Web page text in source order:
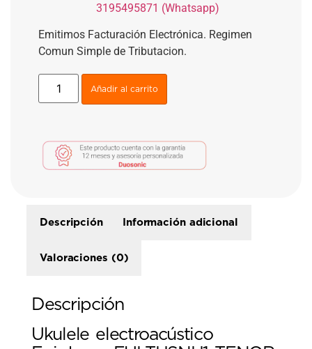
3195495871 (Whatsapp)
Emitimos Facturación Electrónica. Regimen
Comun Simple de Tributacion.
Añadir al carrito
Descripción Información adicional
Valoraciones (0)
Descripción
Ukulele electroacústico